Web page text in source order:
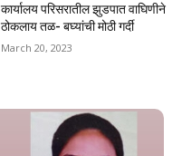
कार्यालय परिसरातील झुडपात वाघिणीने
ठोकलाय तळ- बघ्यांची मोठी गर्दी
March 20, 2023